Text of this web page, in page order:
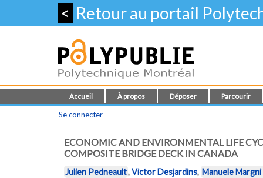
< Retour au portail
Accueil À propos Déposer Parcourir
Se connecter
ECONOMIC AND ENVIRONMENTAL LIFE
COMPOSITE BRIDGE DECK IN CANADA
Julien Pedneault,Victor Desjardins, Manuele Margni